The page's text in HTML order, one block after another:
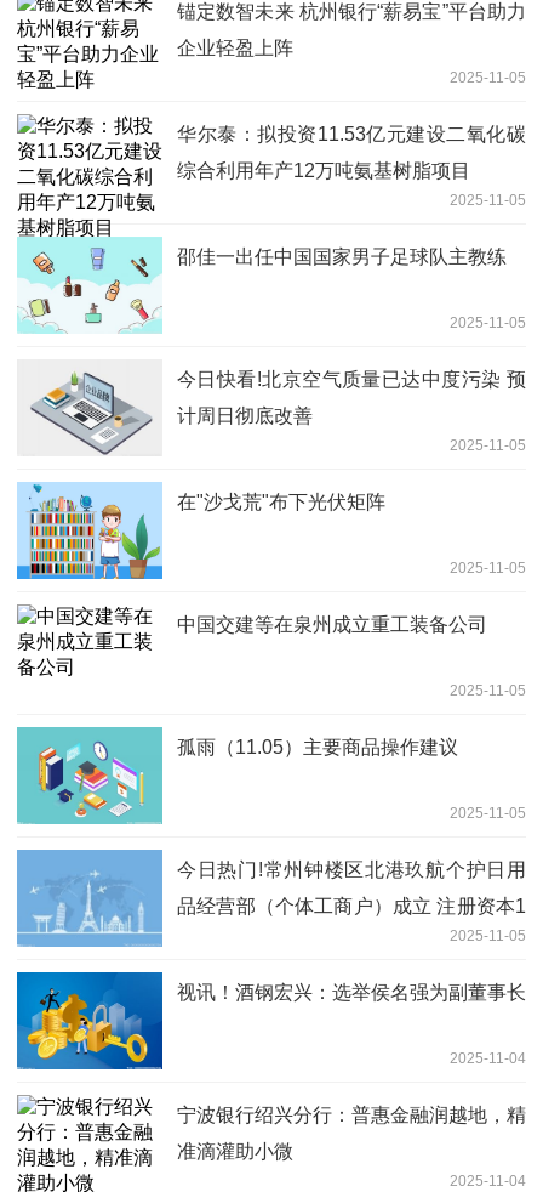
锚定数智未来 杭州银行“薪易宝”平台助力
企业轻盈上阵
2025-11-05
华尔泰：拟投资11.53亿元建设二氧化碳
综合利用年产12万吨氨基树脂项目
2025-11-05
邵佳一出任中国国家男子足球队主教练
2025-11-05
今日快看!北京空气质量已达中度污染 预
计周日彻底改善
2025-11-05
在"沙戈荒"布下光伏矩阵
2025-11-05
中国交建等在泉州成立重工装备公司
2025-11-05
孤雨（11.05）主要商品操作建议
2025-11-05
今日热门!常州钟楼区北港玖航个护日用
品经营部（个体工商户）成立 注册资本1
2025-11-05
视讯！酒钢宏兴：选举侯名强为副董事长
2025-11-04
宁波银行绍兴分行：普惠金融润越地，精
准滴灌助小微
2025-11-04